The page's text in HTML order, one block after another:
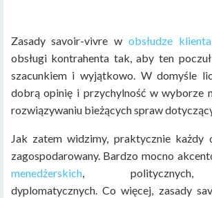
Zasady savoir-vivre wobsłudze klienta
obsługi kontrahenta tak, aby ten
szacunkiem i wyjątkowo. W domyśle
dobrą opinię i przychylność w wyborze
rozwiązywaniu bieżących spraw
Jak zatem widzimy, praktycznie każdy
zagospodarowany. Bardzo mocno
menedżerskich, politycznych,
dyplomatycznych. Co więcej, zasady